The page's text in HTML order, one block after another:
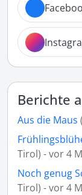
Berichte
Aus die Maus
Tirol) - vor 4
Noch genug
Tirol) - vor 4